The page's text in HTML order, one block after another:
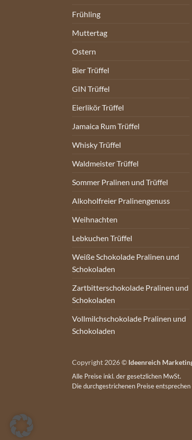
Frühling
Muttertag
Ostern
Bier Trüffel
GIN Trüffel
Eierlikör Trüffel
Jamaica Rum Trüffel
Whisky Trüffel
Waldmeister Trüffel
Sommer Pralinen und Trüffel
Alkoholfreier Pralinengenuss
Weihnachten
Lebkuchen Trüffel
Weiße Schokolade Pralinen und
Schokoladen
Zartbitterschokolade Pralinen und
Schokoladen
Vollmilchschokolade Pralinen und
Schokoladen
Copyright 2026 © Ideenreich
Alle Preise inkl. der gesetzlichen MwSt.
Die durchgestrichenen Preise